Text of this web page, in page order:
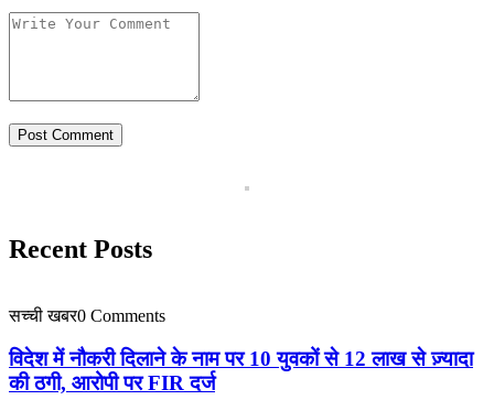
Recent Posts
सच्ची खबर0 Comments
विदेश में नौकरी दिलाने के नाम पर 10 युवकों से 12 लाख से ज़्यादा
की ठगी, आरोपी पर FIR दर्ज